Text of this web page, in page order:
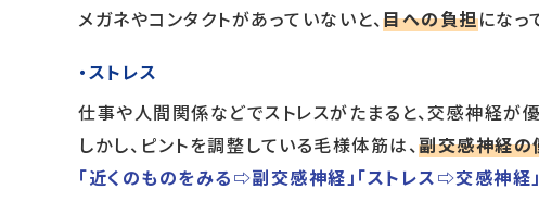
メガネやコンタクトがあっていないと、目への負担になっ
・ストレス
仕事や人間関係などでストレスがたまると、交感神経が優
しかし、ピントを調整している毛様体筋は、副交感神経の
「近くのものをみる⇨副交感神経」「ストレス⇨交感神経」